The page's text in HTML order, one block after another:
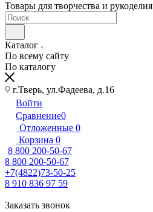
Товары для творчества и рукоделия
Каталог
По всему сайту
По каталогу
г.Тверь, ул.Фадеева, д.16
Войти
Сравнение0
Отложенные 0
Корзина 0
8 800 200-50-67
8 800 200-50-67
+7(4822)73-50-25
8 910 836 97 59
Заказать звонок